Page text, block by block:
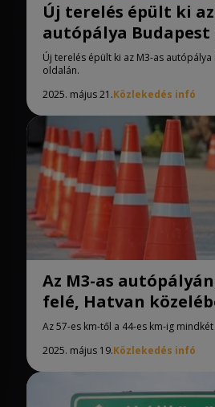
Új terelés épült ki az
autópálya Budapest
oldalán.
Új terelés épült ki az M3-as
oldalán.
2025. május 21.Közlekedés infó
Az M3-as
felé, Hatvan
aszfaltoznak.
Az 57-es km-től a 44-es km-ig
2025. május 19.Közlekedés infó